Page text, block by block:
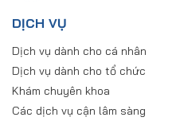
DỊCH VỤ
Dịch vụ dành cho cá nhân
Dịch vụ dành cho tổ chức
Khám chuyên khoa
Các dịch vụ cận lâm sàng